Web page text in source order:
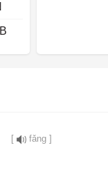
[ fǎng ]